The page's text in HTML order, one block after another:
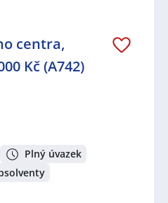
centra,
Kč (A742)
Plný úvazek